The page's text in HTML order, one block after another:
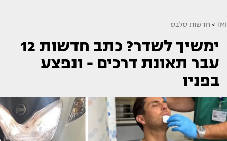
TMI
> חדשות סלבס
ימשיך לשדר? כתב חדשות 12
עבר תאונת דרכים - ונפצע
בפניו